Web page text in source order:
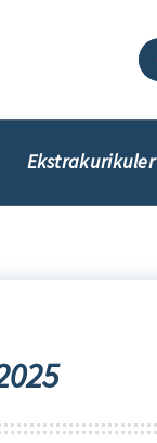
Ekstrakurikuler